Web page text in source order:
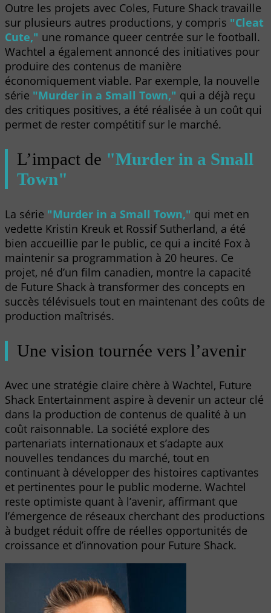
Outre les projets avec Coles, Future Shack travaille
sur plusieurs autres productions, y compris "Cleat
Cute," une romance queer centrée sur le football.
Wachtel a également annoncé des initiatives pour
produire des contenus de manière
économiquement viable. Par exemple, la nouvelle
série "Murder in a Small Town," qui a déjà reçu
des critiques positives, a été réalisée à un coût qui
permet de rester compétitif sur le marché.
L’impact de "Murder in a Small
Town"
La série "Murder in a Small Town," qui met en
vedette Kristin Kreuk et Rossif Sutherland, a été
bien accueillie par le public, ce qui a incité Fox à
maintenir sa programmation à 20 heures. Ce
projet, né d’un film canadien, montre la capacité
de Future Shack à transformer des concepts en
succès télévisuels tout en maintenant des coûts de
production maîtrisés.
Une vision tournée vers l’avenir
Avec une stratégie claire chère à Wachtel, Future
Shack Entertainment aspire à devenir un acteur clé
dans la production de contenus de qualité à un
coût raisonnable. La société explore des
partenariats internationaux et s’adapte aux
nouvelles tendances du marché, tout en
continuant à développer des histoires captivantes
et pertinentes pour le public moderne. Wachtel
reste optimiste quant à l’avenir, affirmant que
l’émergence de réseaux cherchant des productions
à budget réduit offre de réelles opportunités de
croissance et d’innovation pour Future Shack.